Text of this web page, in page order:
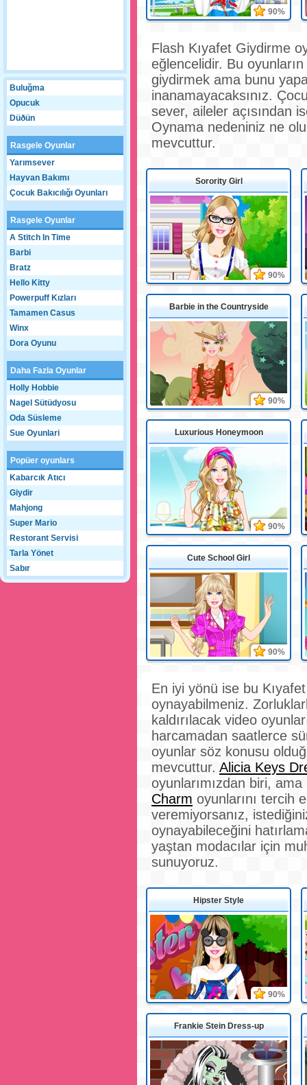
Buluğma
Opucuk
Düðün
Rasgele Oyunlar
Yarımsever
Hayvan Bakımı
Çocuk Bakıcılığı Oyunları
Rasgele Oyunlar
A Stitch In Time
Barbi
Bratz
Hello Kitty
Powerpuff Kızları
Tamamen Casus
Winx
Dora Oyunu
Daha Fazla Oyunlar
Holly Hobbie
Nagel Sütüdyosu
Oda Süsleme
Sue Oyunlari
Popüer oyunlars
Kabarcık Atıcı
Giydir
Mahjong
Super Mario
Restorant Servisi
Tarla Yönet
Sabır
90%
Flash Kıyafet Giydirme
eğlencelidir. Bu
giydirmek ama bunu
inanamayacaksınız.
sever, aileler açısından
Oynama nedeniniz ne
mevcuttur.
Sorority Girl
90%
Barbie in the Countryside
90%
Luxurious Honeymoon
90%
Cute School Girl
90%
En iyi yönü ise bu
oynayabilmeniz.
kaldırılacak video
harcamadan saatlerce
oyunlar söz konusu
mevcuttur. Alicia Keys
oyunlarımızdan biri,
Charm oyunlarını tercih
veremiyorsanız,
oynayabileceğini
yaştan modacılar için
sunuyoruz.
Hipster Style
90%
Frankie Stein Dress-up